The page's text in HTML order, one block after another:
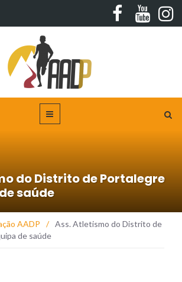
do Distrito de Portalegre
saúde
AADP / Ass. Atletismo do Distrito de
de saúde